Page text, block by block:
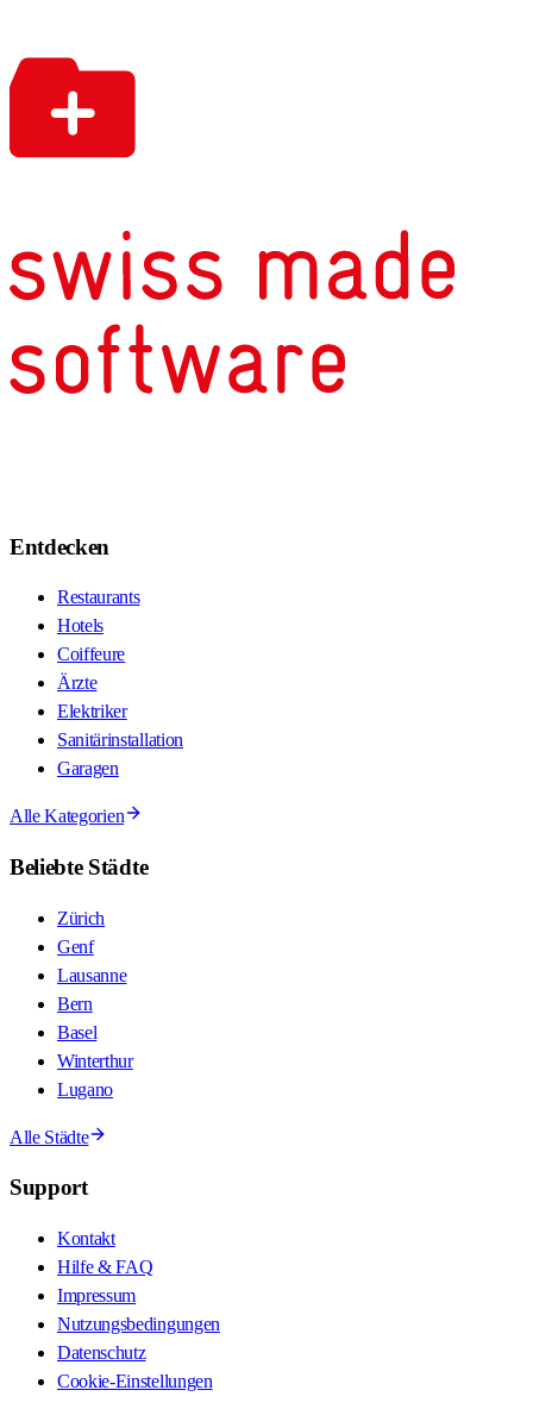
Entdecken
Restaurants
Hotels
Coiffeure
Ärzte
Elektriker
Sanitärinstallation
Garagen
Alle Kategorien
Beliebte Städte
Zürich
Genf
Lausanne
Bern
Basel
Winterthur
Lugano
Alle Städte
Support
Kontakt
Hilfe & FAQ
Impressum
Nutzungsbedingungen
Datenschutz
Cookie-Einstellungen